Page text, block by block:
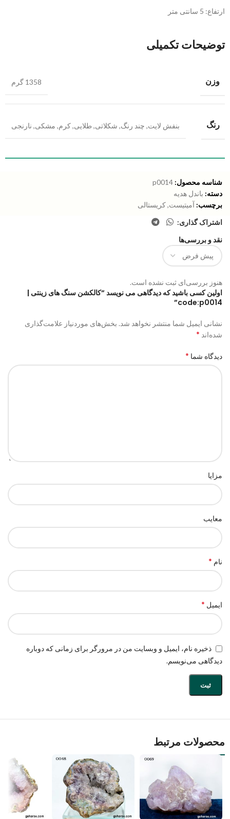
ارتفاع: 5 سانتی متر
توضیحات تکمیلی
وزن 1358 گرم
رنگ بنفش لایت, چند رنگ, شکلاتی, طلایی,کرم, مشکی, نارنجی
شناسه محصول: p0014
دسته: باندل هدیه
برچسب: آمیتیست,کریستالی
اشتراک گذاری:
نقد و بررسی‌ها
هنوز بررسی‌ای ثبت نشده است.
اولین کسی باشید که دیدگاهی می نویسد “کالکشن سنگ های زینتی |
code:p0014”
نشانی ایمیل شما منتشر نخواهد شد. بخش‌های موردنیاز علامت‌گذاری
شده‌اند *
دیدگاه شما *
مزایا
معایب
نام *
ایمیل *
ذخیره نام، ایمیل و وبسایت من در مرورگر برای زمانی که دوباره
دیدگاهی می‌نویسم.
محصولات مرتبط